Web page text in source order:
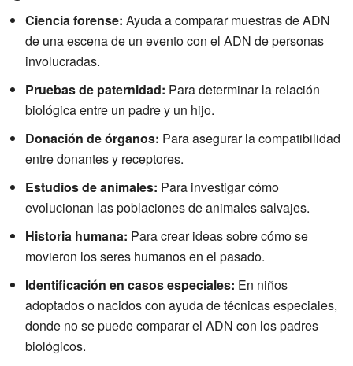
Ciencia forense: Ayuda a comparar muestras de ADN
de una escena de un evento con el ADN de personas
involucradas.
Pruebas de paternidad: Para determinar la relación
biológica entre un padre y un hijo.
Donación de órganos: Para asegurar la compatibilidad
entre donantes y receptores.
Estudios de animales: Para investigar cómo
evolucionan las poblaciones de animales salvajes.
Historia humana: Para crear ideas sobre cómo se
movieron los seres humanos en el pasado.
Identificación en casos especiales: En niños
adoptados o nacidos con ayuda de técnicas especiales,
donde no se puede comparar el ADN con los padres
biológicos.